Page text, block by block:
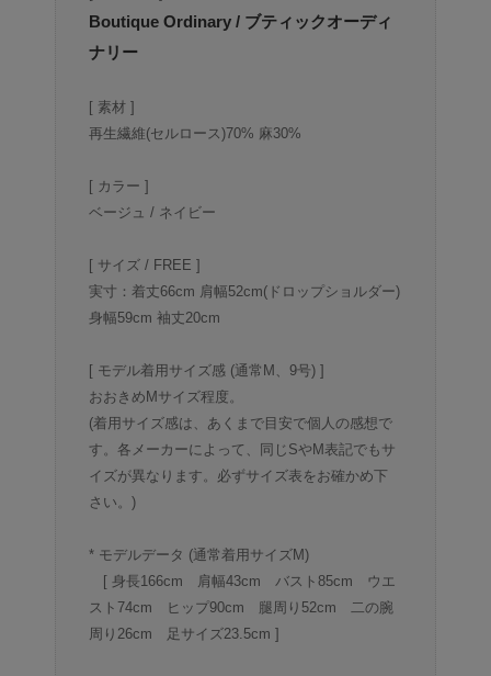
Boutique Ordinary / ブティックオーディ
ナリー
[ 素材 ]
再生繊維(セルロース)70% 麻30%
[ カラー ]
ベージュ / ネイビー
[ サイズ / FREE ]
実寸：着丈66cm 肩幅52cm(ドロップショルダー)
身幅59cm 袖丈20cm
[ モデル着用サイズ感 (通常M、9号) ]
おおきめMサイズ程度。
(着用サイズ感は、あくまで目安で個人の感想で
す。各メーカーによって、同じSやM表記でもサ
イズが異なります。必ずサイズ表をお確かめ下
さい。)
* モデルデータ (通常着用サイズM)
[ 身長166cm 肩幅43cm バスト85cm ウエ
スト74cm ヒップ90cm 腿周り52cm 二の腕
周り26cm 足サイズ23.5cm ]